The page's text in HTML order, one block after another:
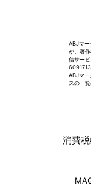
ABJマー
が、著
信サー
6091713
ABJマー
スの一覧
消費